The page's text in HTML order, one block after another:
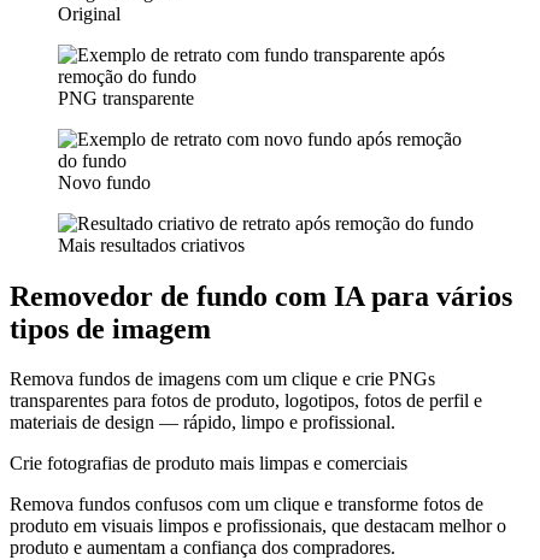
Original
PNG transparente
Novo fundo
Mais resultados criativos
Removedor de fundo com IA para vários
tipos de imagem
Remova fundos de imagens com um clique e crie PNGs
transparentes para fotos de produto, logotipos, fotos de perfil e
materiais de design — rápido, limpo e profissional.
Crie fotografias de produto mais limpas e comerciais
Remova fundos confusos com um clique e transforme fotos de
produto em visuais limpos e profissionais, que destacam melhor o
produto e aumentam a confiança dos compradores.